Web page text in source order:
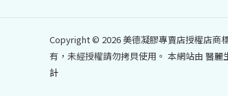
Copyright © 2026 美德凝膠專賣店授權店商
有，未經授權請勿拷貝使用。 本網站由 醫麗
計